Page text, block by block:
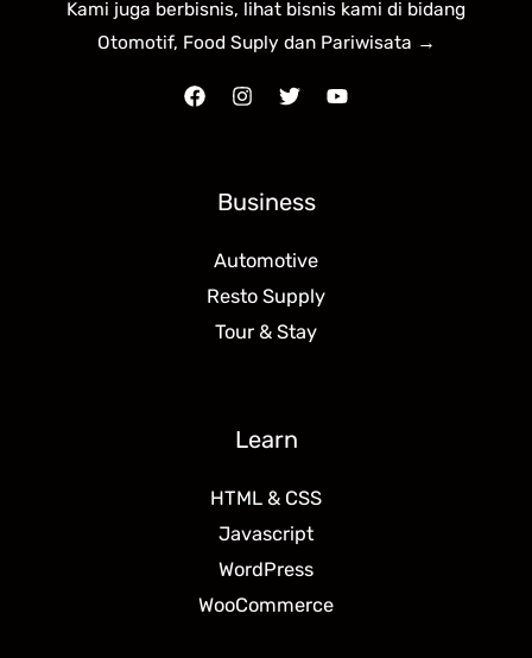
Kami juga berbisnis, lihat bisnis kami di bidang
Otomotif, Food Suply dan Pariwisata →
Business
Automotive
Resto Supply
Tour & Stay
Learn
HTML & CSS
Javascript
WordPress
WooCommerce